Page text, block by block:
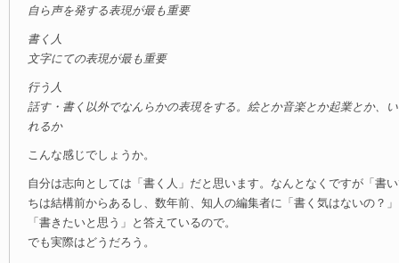
自ら声を発する表現が最も重要
書く人
文字にての表現が最も重要
行う人
話す・書く以外でなんらかの表現をする。絵とか音楽とか起業とか、
れるか
こんな感じでしょうか。
自分は志向としては「書く人」だと思います。なんとなくですが「書
ちは結構前からあるし、数年前、知人の編集者に「書く気はないの？
「書きたいと思う」と答えているので。
でも実際はどうだろう。